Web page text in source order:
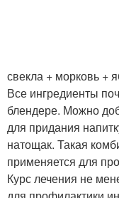
свекла + морковь +
Все ингредиенты
блендере. Можно
для придания
натощак. Такая
применяется для
Курс лечения не